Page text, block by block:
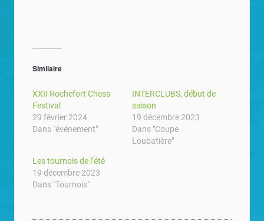
Similaire
XXII Rochefort Chess
Festival
29 février 2024
Dans "événement"
INTERCLUBS, début de
saison
19 décembre 2023
Dans "Coupe
Loubatière"
Les tournois de l’été
19 décembre 2023
Dans "Tournois"